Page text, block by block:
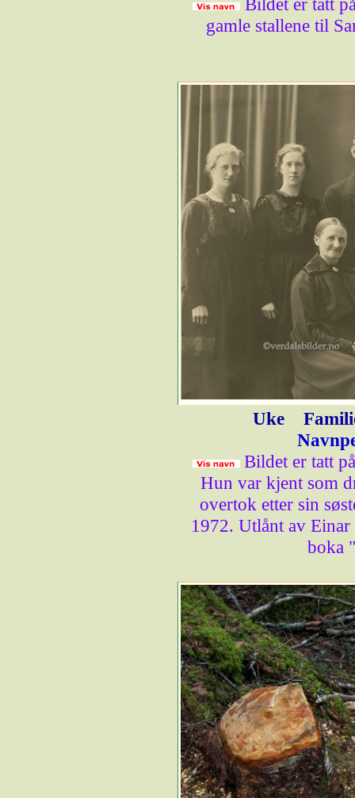
gamle stallene til
Uke
Bildet er tatt
Hun var kjent som
overtok etter sin
1972. Utlånt av
boka